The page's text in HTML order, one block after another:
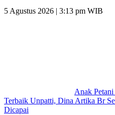
5 Agustus 2026 | 3:13 pm WIB
Anak
Terbaik Unpatti, Dina Artika Br
Dicapai